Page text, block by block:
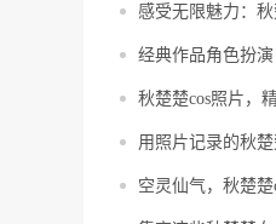
感受无限魅力：
经典作品角色扮
秋楚楚cos照片，
用照片记录的秋
空灵仙气，秋楚